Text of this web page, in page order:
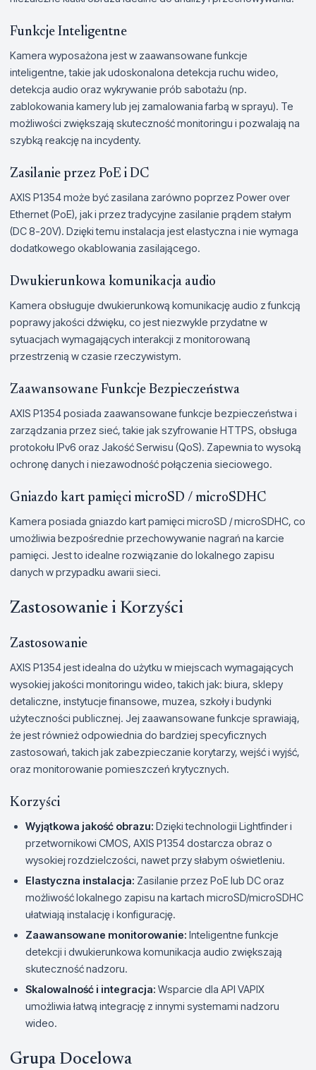
Funkcje Inteligentne
Kamera wyposażona jest w zaawansowane funkcje
inteligentne, takie jak udoskonalona detekcja ruchu wideo,
detekcja audio oraz wykrywanie prób sabotażu (np.
zablokowania kamery lub jej zamalowania farbą w sprayu). Te
możliwości zwiększają skuteczność monitoringu i pozwalają na
szybką reakcję na incydenty.
Zasilanie przez PoE i DC
AXIS P1354 może być zasilana zarówno poprzez Power over
Ethernet (PoE), jak i przez tradycyjne zasilanie prądem stałym
(DC 8-20V). Dzięki temu instalacja jest elastyczna i nie wymaga
dodatkowego okablowania zasilającego.
Dwukierunkowa komunikacja audio
Kamera obsługuje dwukierunkową komunikację audio z funkcją
poprawy jakości dźwięku, co jest niezwykle przydatne w
sytuacjach wymagających interakcji z monitorowaną
przestrzenią w czasie rzeczywistym.
Zaawansowane Funkcje Bezpieczeństwa
AXIS P1354 posiada zaawansowane funkcje bezpieczeństwa i
zarządzania przez sieć, takie jak szyfrowanie HTTPS, obsługa
protokołu IPv6 oraz Jakość Serwisu (QoS). Zapewnia to wysoką
ochronę danych i niezawodność połączenia sieciowego.
Gniazdo kart pamięci microSD / microSDHC
Kamera posiada gniazdo kart pamięci microSD / microSDHC, co
umożliwia bezpośrednie przechowywanie nagrań na karcie
pamięci. Jest to idealne rozwiązanie do lokalnego zapisu
danych w przypadku awarii sieci.
Zastosowanie i Korzyści
Zastosowanie
AXIS P1354 jest idealna do użytku w miejscach wymagających
wysokiej jakości monitoringu wideo, takich jak: biura, sklepy
detaliczne, instytucje finansowe, muzea, szkoły i budynki
użyteczności publicznej. Jej zaawansowane funkcje sprawiają,
że jest również odpowiednia do bardziej specyficznych
zastosowań, takich jak zabezpieczanie korytarzy, wejść i wyjść,
oraz monitorowanie pomieszczeń krytycznych.
Korzyści
Wyjątkowa jakość obrazu: Dzięki technologii Lightfinder i
przetwornikowi CMOS, AXIS P1354 dostarcza obraz o
wysokiej rozdzielczości, nawet przy słabym oświetleniu.
Elastyczna instalacja: Zasilanie przez PoE lub DC oraz
możliwość lokalnego zapisu na kartach microSD/microSDHC
ułatwiają instalację i konfigurację.
Zaawansowane monitorowanie: Inteligentne funkcje
detekcji i dwukierunkowa komunikacja audio zwiększają
skuteczność nadzoru.
Skalowalność i integracja: Wsparcie dla API VAPIX
umożliwia łatwą integrację z innymi systemami nadzoru
wideo.
Grupa Docelowa